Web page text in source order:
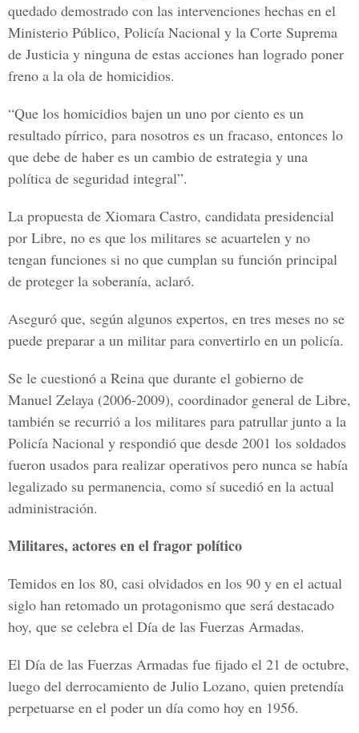
quedado demostrado con las intervenciones hechas en el
Ministerio Público, Policía Nacional y la Corte Suprema
de Justicia y ninguna de estas acciones han logrado poner
freno a la ola de homicidios.
“Que los homicidios bajen un uno por ciento es un
resultado pírrico, para nosotros es un fracaso, entonces lo
que debe de haber es un cambio de estrategia y una
política de seguridad integral”.
La propuesta de Xiomara Castro, candidata presidencial
por Libre, no es que los militares se acuartelen y no
tengan funciones si no que cumplan su función principal
de proteger la soberanía, aclaró.
Aseguró que, según algunos expertos, en tres meses no se
puede preparar a un militar para convertirlo en un policía.
Se le cuestionó a Reina que durante el gobierno de
Manuel Zelaya (2006-2009), coordinador general de Libre,
también se recurrió a los militares para patrullar junto a la
Policía Nacional y respondió que desde 2001 los soldados
fueron usados para realizar operativos pero nunca se había
legalizado su permanencia, como sí sucedió en la actual
administración.
Militares, actores en el fragor político
Temidos en los 80, casi olvidados en los 90 y en el actual
siglo han retomado un protagonismo que será destacado
hoy, que se celebra el Día de las Fuerzas Armadas.
El Día de las Fuerzas Armadas fue fijado el 21 de octubre,
luego del derrocamiento de Julio Lozano, quien pretendía
perpetuarse en el poder un día como hoy en 1956.